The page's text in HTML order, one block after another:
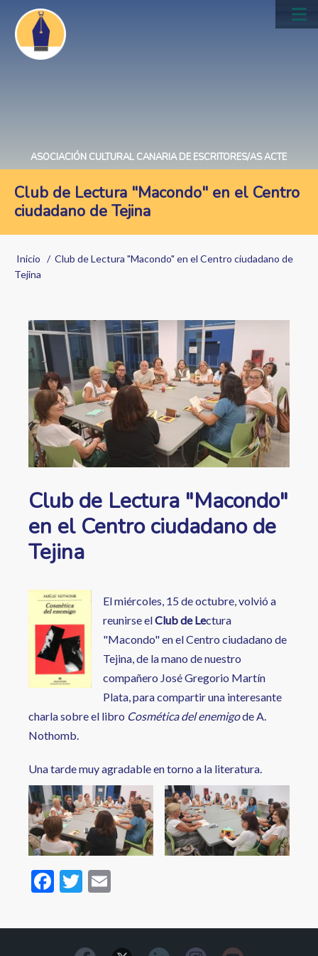
Pasar
contenido
principal
ASOCIACIÓN CULTURAL CANARIA DE ESCRITORES/AS ACTE
Club de Lectura "Macondo" en el Centro
ciudadano de Tejina
Sobrescribir
enlaces
ayuda
a
la
navegación
Inicio
Club de Lectura "Macondo" en el Centro ciudadano de
Tejina
Image
Club de Lectura "Macondo"
en el Centro ciudadano de
Tejina
El miércoles, 15 de octubre, volvió a
reunirse elClub de Lectura
"Macondo" en el Centro ciudadano de
Tejina, de la mano de nuestro
compañero José Gregorio Martín
Plata, para compartir una interesante
charla sobre el libro Cosmética del enemigode A.
Nothomb.
Una tarde muy agradable en torno a la literatura.
F
ac
e
T
w
itt
er
ai
l